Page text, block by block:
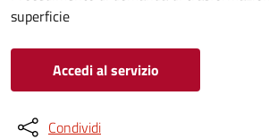
superficie
Accedi al servizio
Condividi